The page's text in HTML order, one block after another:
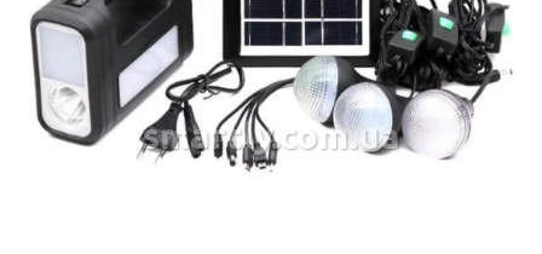
smartly.com.ua